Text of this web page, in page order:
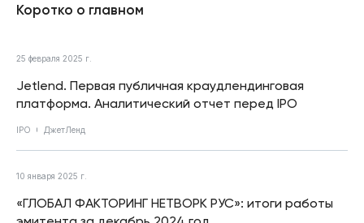
Коротко о главном
25 февраля 2025 г.
Jetlend. Первая публичная краудлендинговая
платформа. Аналитический отчет перед IPO
IPO ДжетЛенд
10 января 2025 г.
«ГЛОБАЛ ФАКТОРИНГ НЕТВОРК РУС»: итоги работы